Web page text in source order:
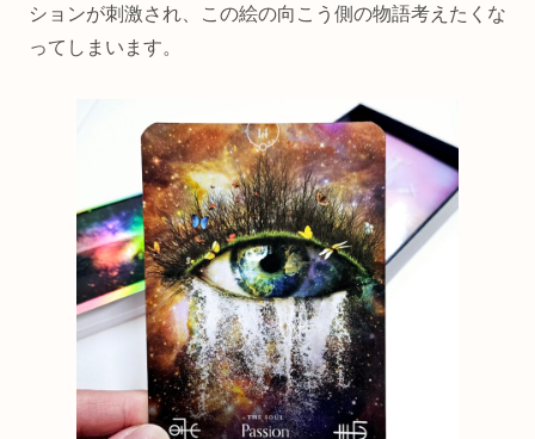
ションが刺激され、この絵の向こう側の物語考えたくな
ってしまいます。